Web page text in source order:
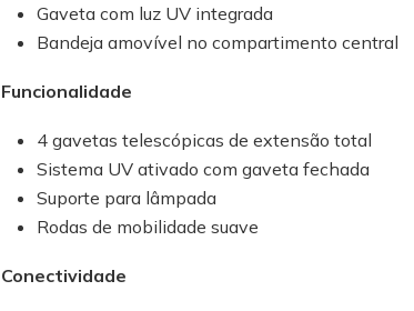
Gaveta com luz UV integrada
Bandeja amovível no compartimento central
Funcionalidade
4 gavetas telescópicas de extensão total
Sistema UV ativado com gaveta fechada
Suporte para lâmpada
Rodas de mobilidade suave
Conectividade